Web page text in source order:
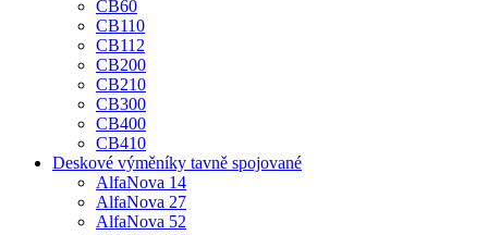
CB60
CB110
CB112
CB200
CB210
CB300
CB400
CB410
Deskové výměníky tavně spojované
AlfaNova 14
AlfaNova 27
AlfaNova 52